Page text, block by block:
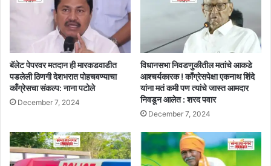
बॅलेट पेपरवर मतदान ही मारकडवाडीत
पडलेली ठिणगी देशभरात पोहचवण्याचा
काँग्रेसचा संकल्प: नाना पटोले
December 7, 2024
विधानसभा निवडणुकीतील मतांचे आकडे
आश्चर्यकारक ! काँग्रेसपेक्षा एकनाथ शिंदे
यांना मतं कमी पण त्यांचे जास्त आमदार
निवडून आलेत : शरद पवार
December 7, 2024